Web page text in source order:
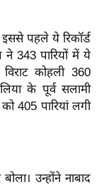
इससे पहले ये रिकॉर्ड
343 पारियों में ये
कोहली 360
के पूर्व सलामी
405 पारियां लगी
उन्होंने नाबाद